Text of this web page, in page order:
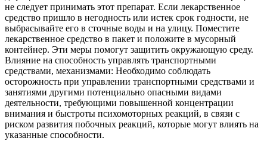
не следует принимать этот препарат. Если лекарственное
средство пришло в негодность или истек срок годности, не
выбрасывайте его в сточные воды и на улицу. Поместите
лекарственное средство в пакет и положите в мусорный
контейнер. Эти меры помогут защитить окружающую среду.
Влияние на способность управлять транспортными
средствами, механизмами: Необходимо соблюдать
осторожность при управлении транспортными средствами и
занятиями другими потенциально опасными видами
деятельности, требующими повышенной концентрации
внимания и быстроты психомоторных реакций, в связи с
риском развития побочных реакций, которые могут влиять на
указанные способности.